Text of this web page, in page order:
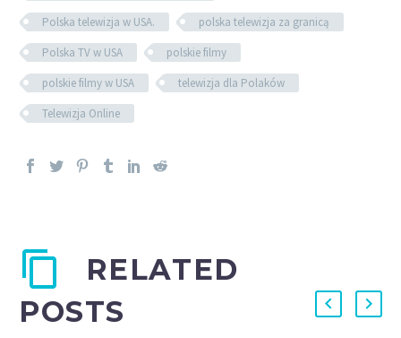
Polska telewizja w USA.
polska telewizja za granicą
Polska TV w USA
polskie filmy
polskie filmy w USA
telewizja dla Polaków
Telewizja Online
RELATED
POSTS